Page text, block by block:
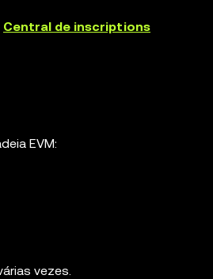
Central de inscriptions
EVM:
vezes.